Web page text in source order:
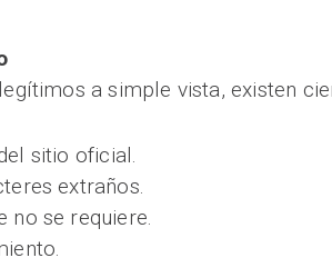
a simple vista, existen
sitio oficial.
extraños.
no se requiere.